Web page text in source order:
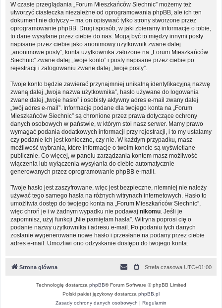
W czasie przeglądania „Forum Mieszkańców Siechnic” możemy też
utworzyć ciasteczka niezależne od oprogramowania phpBB, ale ich ten
dokument nie dotyczy – ma on opisywać tylko strony stworzone przez
oprogramowanie phpBB. Drugi sposób, w jaki zbieramy informacje o tobie,
to dane wysyłane przez ciebie do nas. Mogą być to między innymi posty
napisane przez ciebie jako anonimowy użytkownik zwane dalej
„anonimowe posty”, konta użytkownika założone na „Forum Mieszkańców
Siechnic” zwane dalej „twoje konto” i posty napisane przez ciebie po
rejestracji i zalogowaniu zwane dalej „twoje posty”.
Twoje konto będzie zawierać przynajmniej unikalną identyfikacyjną nazwę
zwaną dalej „twoja nazwa użytkownika”, hasło używane do logowania
zwane dalej „twoje hasło” i osobisty aktywny adres e-mail zwany dalej
„twój adres e-mail”. Informacje podane dla twojego konta na „Forum
Mieszkańców Siechnic” są chronione przez prawa dotyczące ochrony
danych osobowych w państwie, w którym stoi nasz serwer. Mamy prawo
wymagać podania dodatkowych informacji przy rejestracji, i to my ustalamy
czy podanie ich jest konieczne, czy nie. W każdym przypadku, masz
możliwość wybrania, które informacje o twoim koncie są wyświetlane
publicznie. Co więcej, w panelu zarządzania kontem masz możliwość
włączenia lub wyłączenia wysyłania do ciebie automatycznie
generowanych przez oprogramowanie phpBB e-maili.
Twoje hasło jest zaszyfrowane, więc jest bezpieczne, niemniej nie należy
używać tego samego hasła na różnych witrynach internetowych. Hasło to
umożliwia dostęp do twojego konta na „Forum Mieszkańców Siechnic”,
więc chroń je i w żadnym wypadku nie podawaj nikomu . Jeśli je
zapomnisz, użyj funkcji „Nie pamiętam hasła”. Witryna poprosi cię o
podanie nazwy użytkownika i adresu e-mail. Po podaniu tych danych
zostanie wygenerowane nowe hasło i przesłane na podany przez ciebie
adres e-mail. Umożliwi ono odzyskanie dostępu do twojego konta.
Strona główna Strefa czasowa UTC+01:00
Technologię dostarcza phpBB® Forum Software © phpBB Limited
Polski pakiet językowy dostarcza phpBB.pl
Zasady ochrony danych osobowych | Regulamin